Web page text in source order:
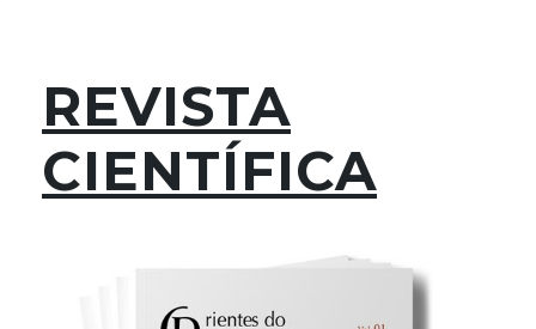
REVISTA
CIENTÍFICA